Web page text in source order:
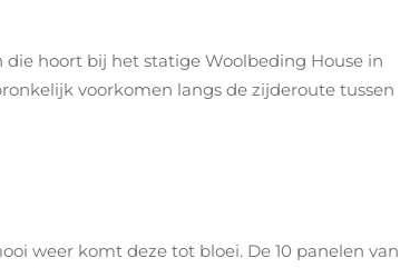
die hoort bij het statige Woolbeding House in
voorkomen langs de zijderoute tussen
weer komt deze tot bloei. De 10 panelen van